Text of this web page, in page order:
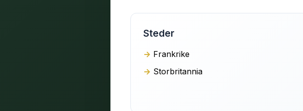
Steder
Frankrike
Storbritannia